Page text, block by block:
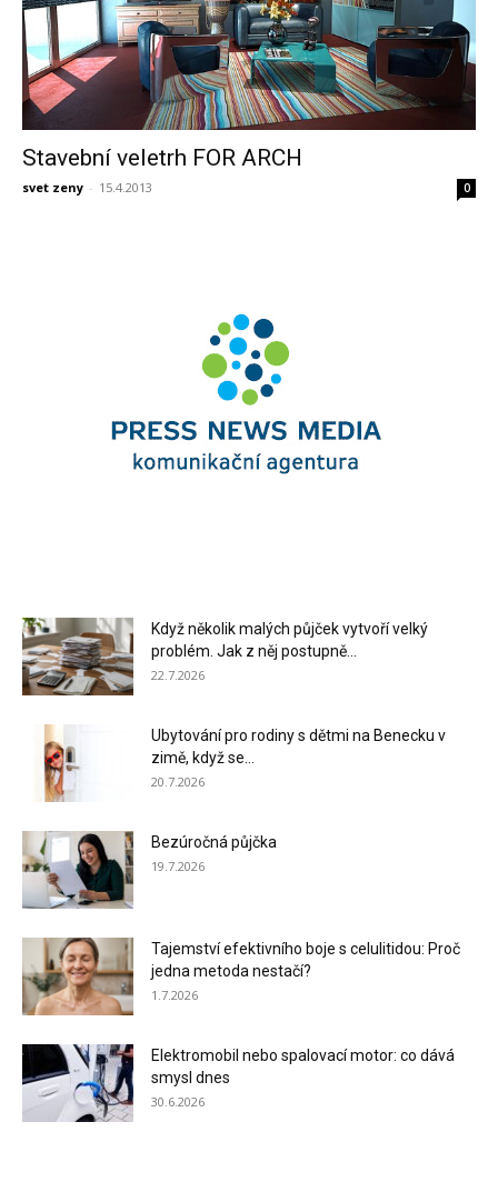
Stavební veletrh FOR ARCH
svet zeny - 15.4.2013 0
Když několik malých půjček vytvoří velký
problém. Jak z něj postupně...
22.7.2026
Ubytování pro rodiny s dětmi na Benecku v
zimě, když se...
20.7.2026
Bezúročná půjčka
19.7.2026
Tajemství efektivního boje s celulitidou: Proč
jedna metoda nestačí?
1.7.2026
Elektromobil nebo spalovací motor: co dává
smysl dnes
30.6.2026